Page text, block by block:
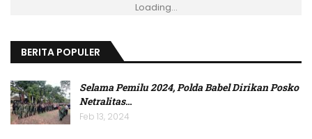
Loading...
BERITA POPULER
Selama Pemilu 2024, Polda Babel Dirikan Posko
Netralitas…
Feb 13, 2024